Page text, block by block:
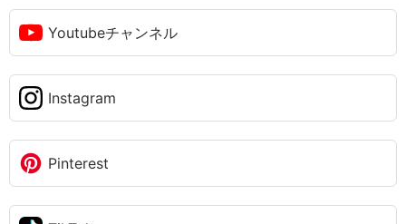
Youtubeチャンネル
Instagram
Pinterest